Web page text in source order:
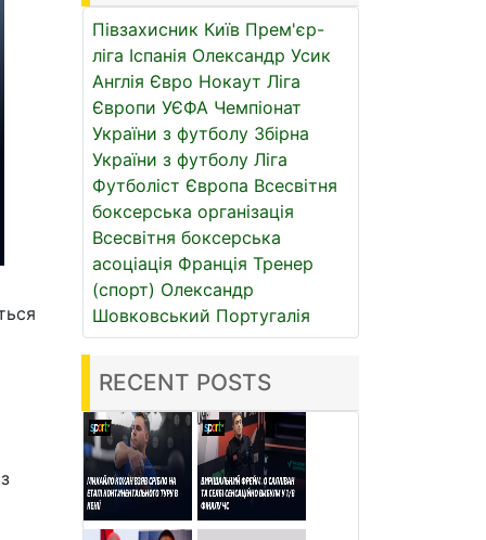
Півзахисник Київ Прем'єр-
ліга Іспанія Олександр Усик
Англія Євро Нокаут Ліга
Європи УЄФА Чемпіонат
України з футболу Збірна
України з футболу Ліга
Футболіст Європа Всесвітня
боксерська організація
Всесвітня боксерська
асоціація Франція Тренер
(спорт) Олександр
Шовковський Португалія
RECENT POSTS